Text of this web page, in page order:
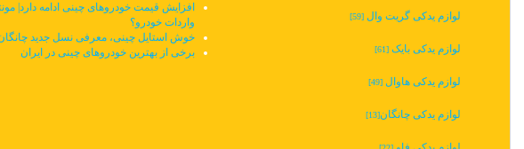
لوازم یدکی گریت وال [59]
لوازم یدکی بایک [61]
لوازم یدکی هاوال [49]
لوازم یدکی چانگان‬‎[13]
افزایش قیمت خودروهای چینی ادامه دارد|
واردات خودرو؟
خوش استایل چینی، معرفی نسل جدید چانگان
برخی از بهترین خودروهای چینی در ایران